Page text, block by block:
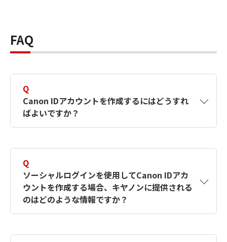
FAQ
Q
Canon IDアカウントを作成するにはどうすれ
ばよいですか？
す。詳しい作成方法は【カメラ】Canon IDとは
何ですか？Canon IDの作成方法は？をご確認く
ださい。
Q
ソーシャルログインを使用してCanon IDアカ
ウントを作成する場合、キヤノンに提供される
のはどのような情報ですか？